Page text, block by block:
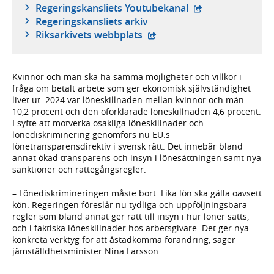
Regeringskansliets Youtubekanal - extern
Regeringskansliets arkiv
Riksarkivets webbplats - extern webbplats,
Kvinnor och män ska ha samma möjligheter och villkor i
fråga om betalt arbete som ger ekonomisk självständighet
livet ut. 2024 var löneskillnaden mellan kvinnor och män
10,2 procent och den oförklarade löneskillnaden 4,6 procent.
I syfte att motverka osakliga löneskillnader och
lönediskriminering genomförs nu EU:s
lönetransparensdirektiv i svensk rätt. Det innebär bland
annat ökad transparens och insyn i lönesättningen samt nya
sanktioner och rättegångsregler.
– Lönediskrimineringen måste bort. Lika lön ska gälla oavsett
kön. Regeringen föreslår nu tydliga och uppföljningsbara
regler som bland annat ger rätt till insyn i hur löner sätts,
och i faktiska löneskillnader hos arbetsgivare. Det ger nya
konkreta verktyg för att åstadkomma förändring, säger
jämställdhetsminister Nina Larsson.